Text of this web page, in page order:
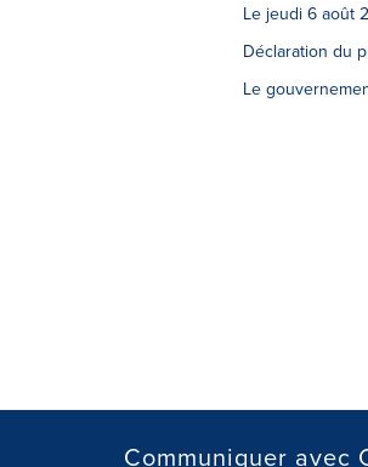
Le jeudi 6 août
Déclaration du
Le
Communiquer avec